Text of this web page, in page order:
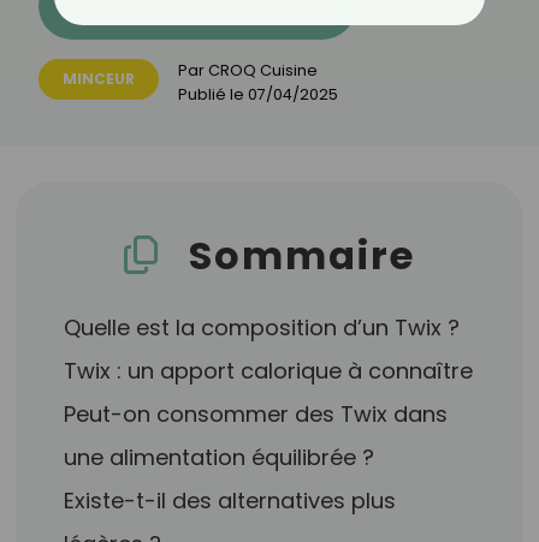
MINCEUR Par CROQ Cuisine
Publié le 07/04/2025
Sommaire
Quelle est la composition d’un Twix ?
Twix : un apport calorique à connaître
Peut-on consommer des Twix dans
une alimentation équilibrée ?
Existe-t-il des alternatives plus